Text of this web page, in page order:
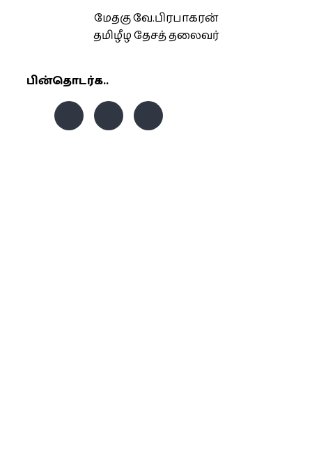
மேதகு வே.பிரபாகரன்
தமிழீழ தேசத் தலைவர்
பின்தொடர்க..